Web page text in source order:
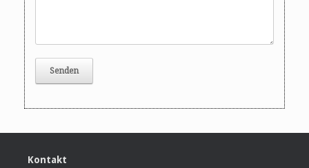
Kontakt